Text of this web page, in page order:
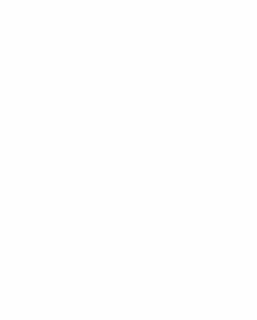
powołania komisji do
art.30 ust.2 pkt 3 w
się komisję do wyceny